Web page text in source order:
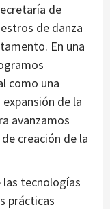
de
de danza
En una
como una
de la
avanzamos
creación de la
tecnologías
prácticas